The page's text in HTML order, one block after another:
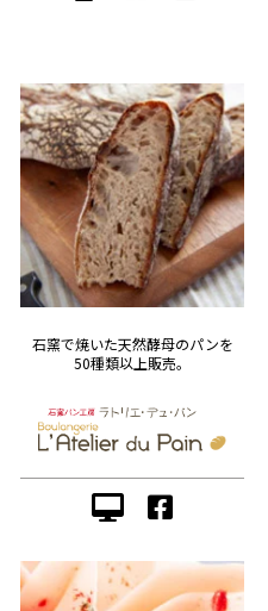
石窯で焼いた天然酵母のパンを
50種類以上販売。